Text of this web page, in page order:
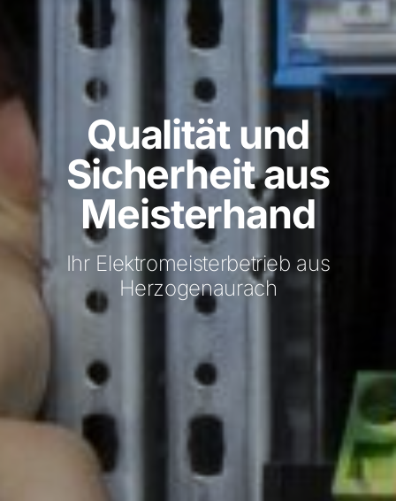
Qualität und
Sicherheit aus
Meisterhand
Ihr Elektromeisterbetrieb aus
Herzogenaurach